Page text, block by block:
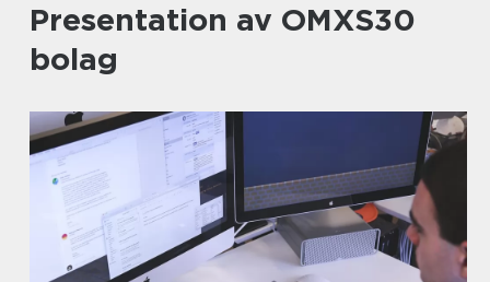
Presentation av OMXS30
bolag